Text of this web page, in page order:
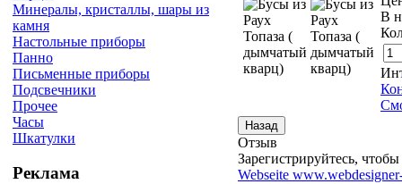
Минералы, кристаллы, шары из
камня
Настольные приборы
Панно
Письменные приборы
Подсвечники
Прочее
Часы
Шкатулки
Реклама
В
Отзыв
Зарегистрируйтесь, чтобы
Webseite